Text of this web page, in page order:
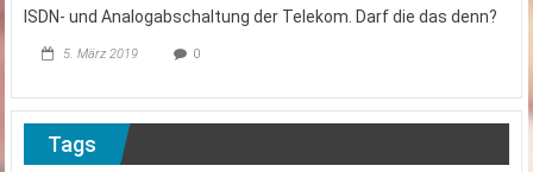
ISDN- und Analogabschaltung der Telekom. Darf die das denn?
5. März 2019 0
Tags